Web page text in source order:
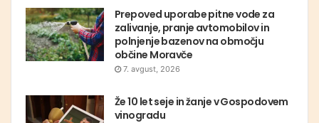
Prepoved uporabe pitne vode za
zalivanje, pranje avtomobilov in
polnjenje bazenov na območju
občine Moravče
7. avgust, 2026
Že 10 let seje in žanje v Gospodovem
vinogradu